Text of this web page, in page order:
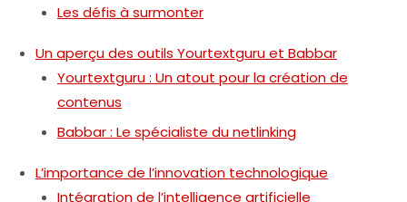
Les défis à surmonter
Un aperçu des outils Yourtextguru et Babbar
Yourtextguru : Un atout pour la création de
contenus
Babbar : Le spécialiste du netlinking
L’importance de l’innovation technologique
Intégration de l’intelligence artificielle